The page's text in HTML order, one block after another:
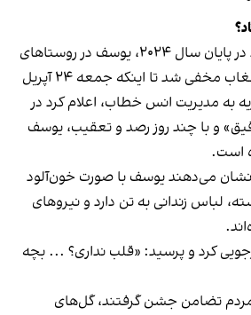
پس از سقوط رژیم اسد در پایان سال ۲۰۲۴، یوسف در روستاهای
اطراف حماه در دشت الغاب مخفی شد تا اینکه جمعه ۲۴ آپریل
به مدیریت انس خطاب، اعلام کرد در
و با چند روز رصد و تعقیب، یوسف
است.
می‌دهند یوسف با صورت خون‌آلود
لباس زندانی به تن دارد و نیروهای
کرد و پرسید: «قلب نداری؟ ... بچه
تضامن جشن گرفتند، گل‌های